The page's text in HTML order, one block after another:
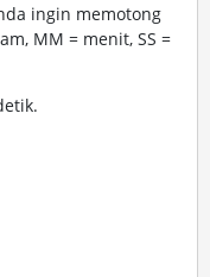
ingin memotong
MM = menit, SS =